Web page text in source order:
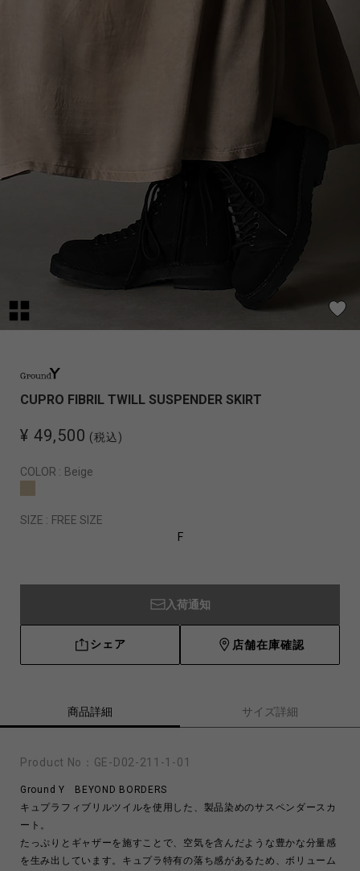
CUPRO FIBRIL TWILL SUSPENDER SKIRT
¥ 49,500 (税込)
COLOR : Beige
SIZE : FREE SIZE
F
入荷通知
シェア 店舗在庫確認
商品詳細 サイズ詳細
Product No： GE-D02-211-1-01
Ground Y BEYOND BORDERS
キュプラフィブリルツイルを使用した、製品染めのサスペンダースカ
ート。
たっぷりとギャザーを施すことで、空気を含んだような豊かな分量感
を生み出しています。キュプラ特有の落ち感があるため、ボリューム